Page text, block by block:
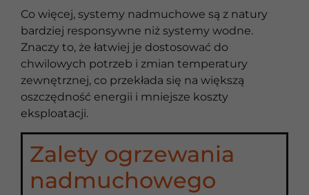
Co więcej, systemy nadmuchowe są z natury
bardziej responsywne niż systemy wodne.
Znaczy to, że łatwiej je dostosować do
chwilowych potrzeb i zmian temperatury
zewnętrznej, co przekłada się na większą
oszczędność energii i mniejsze koszty
eksploatacji.
Zalety ogrzewania
nadmuchowego